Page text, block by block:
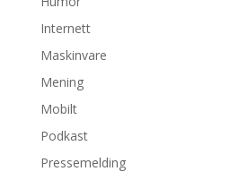
Internett
Maskinvare
Mening
Mobilt
Podkast
Pressemelding